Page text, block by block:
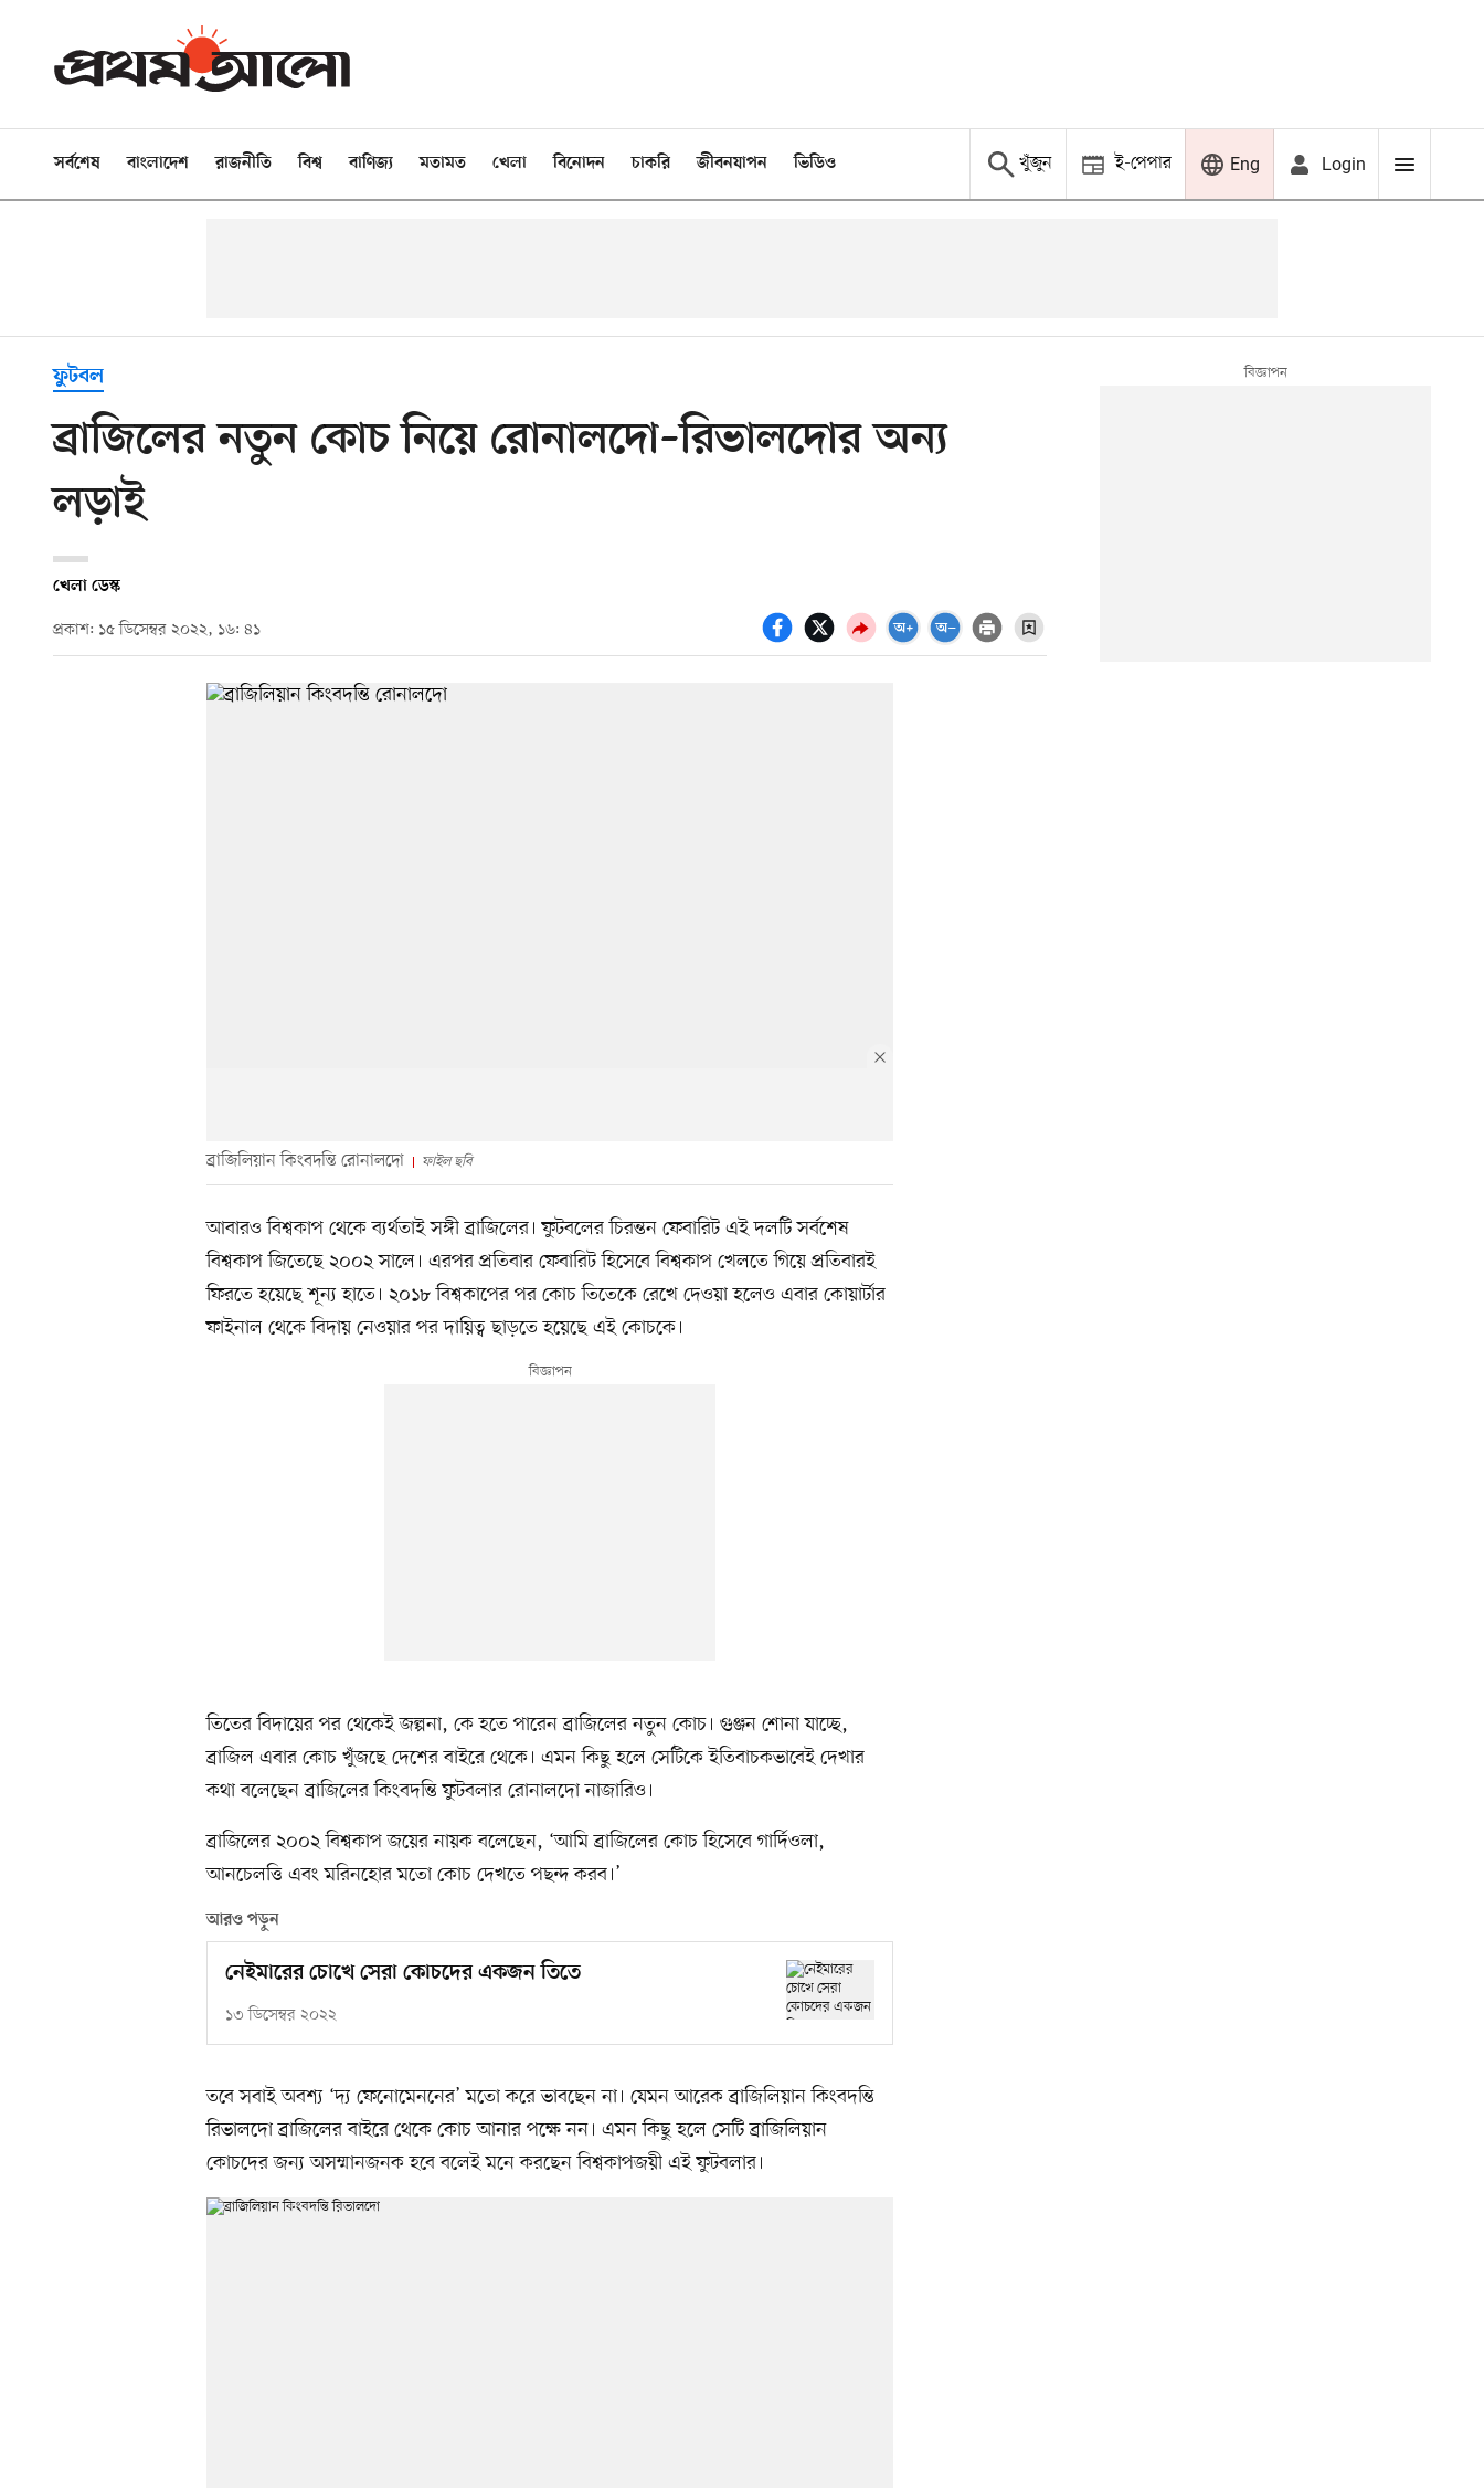
সর্বশেষ বাংলাদেশ রাজনীতি বিশ্ব বাণিজ্য মতামত খেলা বিনোদন চাকরি জীবনযাপন ভিডিও খুঁজুন ই-পেপার Eng Login
ফুটবল
ব্রাজিলের নতুন কোচ নিয়ে রোনালদো–রিভালদোর অন্য
লড়াই
খেলা ডেস্ক
প্রকাশ: ১৫ ডিসেম্বর ২০২২, ১৬: ৪১
ব্রাজিলিয়ান কিংবদন্তি রোনালদো ফাইল ছবি
আবারও বিশ্বকাপ থেকে ব্যর্থতাই সঙ্গী ব্রাজিলের। ফুটবলের চিরন্তন ফেবারিট এই দলটি সর্বশেষ
বিশ্বকাপ জিতেছে ২০০২ সালে। এরপর প্রতিবার ফেবারিট হিসেবে বিশ্বকাপ খেলতে গিয়ে প্রতিবারই
ফিরতে হয়েছে শূন্য হাতে। ২০১৮ বিশ্বকাপের পর কোচ তিতেকে রেখে দেওয়া হলেও এবার কোয়ার্টার
ফাইনাল থেকে বিদায় নেওয়ার পর দায়িত্ব ছাড়তে হয়েছে এই কোচকে।
তিতের বিদায়ের পর থেকেই জল্পনা, কে হতে পারেন ব্রাজিলের নতুন কোচ। গুঞ্জন শোনা যাচ্ছে,
ব্রাজিল এবার কোচ খুঁজছে দেশের বাইরে থেকে। এমন কিছু হলে সেটিকে ইতিবাচকভাবেই দেখার
কথা বলেছেন ব্রাজিলের কিংবদন্তি ফুটবলার রোনালদো নাজারিও।
ব্রাজিলের ২০০২ বিশ্বকাপ জয়ের নায়ক বলেছেন, ‘আমি ব্রাজিলের কোচ হিসেবে গার্দিওলা,
আনচেলত্তি এবং মরিনহোর মতো কোচ দেখতে পছন্দ করব।’
আরও পড়ুন
নেইমারের চোখে সেরা কোচদের একজন তিতে
১৩ ডিসেম্বর ২০২২
তবে সবাই অবশ্য ‘দ্য ফেনোমেননের’ মতো করে ভাবছেন না। যেমন আরেক ব্রাজিলিয়ান কিংবদন্তি
রিভালদো ব্রাজিলের বাইরে থেকে কোচ আনার পক্ষে নন। এমন কিছু হলে সেটি ব্রাজিলিয়ান
কোচদের জন্য অসম্মানজনক হবে বলেই মনে করছেন বিশ্বকাপজয়ী এই ফুটবলার।